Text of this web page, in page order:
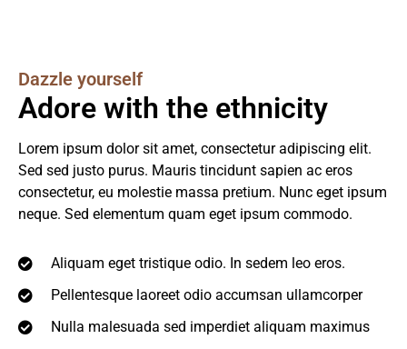
Dazzle yourself
Adore with the ethnicity
Lorem ipsum dolor sit amet, consectetur adipiscing elit.
Sed sed justo purus. Mauris tincidunt sapien ac eros
consectetur, eu molestie massa pretium. Nunc eget ipsum
neque. Sed elementum quam eget ipsum commodo.
Aliquam eget tristique odio. In sedem leo eros.
Pellentesque laoreet odio accumsan ullamcorper
Nulla malesuada sed imperdiet aliquam maximus